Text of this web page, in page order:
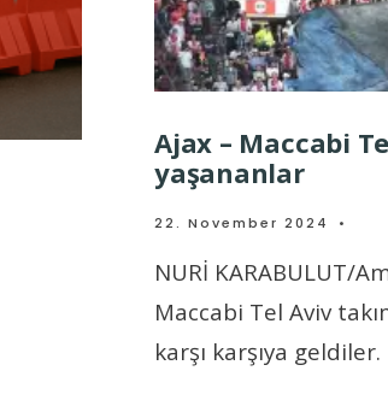
Ajax – Maccabi
yaşananlar
22. November 2024 •
NURİ KARABULUT/
Maccabi Tel Aviv
karşı karşıya geldiler.